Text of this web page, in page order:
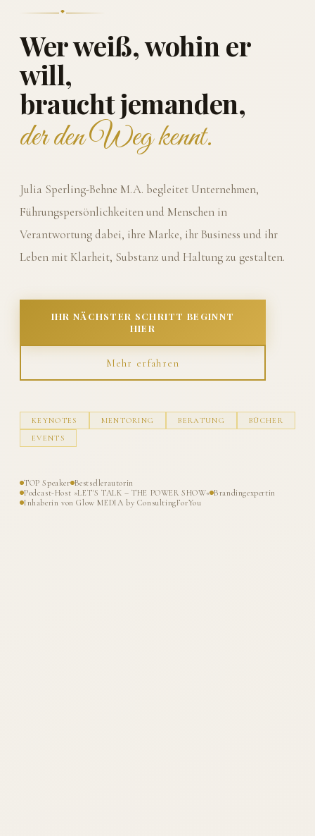
Wer weiß, wohin er
will,
braucht jemanden,
der den Weg kennt.
Julia Sperling-Behne M.A. begleitet Unternehmen,
Führungspersönlichkeiten und Menschen in
Verantwortung dabei, ihre Marke, ihr Business und ihr
Leben mit Klarheit, Substanz und Haltung zu gestalten.
IHR NÄCHSTER SCHRITT BEGINNT
HIER
Mehr erfahren
KEYNOTES MENTORING BERATUNG
BÜCHER
EVENTS
TOP Speaker Bestsellerautorin
Podcast-Host »LET'S TALK – THE POWER SHOW« Brandingexpertin
Inhaberin von Glow MEDIA by ConsultingForYou